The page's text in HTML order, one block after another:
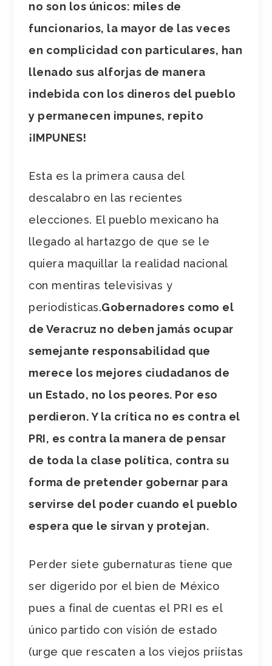
no son los únicos: miles de
funcionarios, la mayor de las veces
en complicidad con particulares, han
llenado sus alforjas de manera
indebida con los dineros del pueblo
y permanecen impunes, repito
¡IMPUNES!
Esta es la primera causa del
descalabro en las recientes
elecciones. El pueblo mexicano ha
llegado al hartazgo de que se le
quiera maquillar la realidad nacional
con mentiras televisivas y
periodísticas.Gobernadores como el
de Veracruz no deben jamás ocupar
semejante responsabilidad que
merece los mejores ciudadanos de
un Estado, no los peores. Por eso
perdieron. Y la crítica no es contra el
PRI, es contra la manera de pensar
de toda la clase política, contra su
forma de pretender gobernar para
servirse del poder cuando el pueblo
espera que le sirvan y protejan.
Perder siete gubernaturas tiene que
ser digerido por el bien de México
pues a final de cuentas el PRI es el
único partido con visión de estado
(urge que rescaten a los viejos priístas